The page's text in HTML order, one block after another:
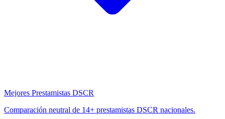
Mejores Prestamistas DSCR
Comparación neutral de 14+ prestamistas DSCR nacionales.